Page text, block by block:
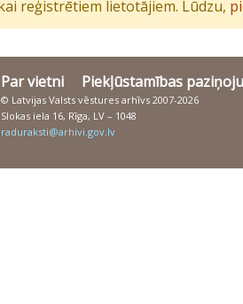
reģistrētiem lietotājiem. Lūdzu,
Par vietni Piekļūstamības
© Latvijas Valsts vēstures arhīvs 2007-2026
Slokas iela 16, Rīga, LV – 1048
raduraksti@arhivi.gov.lv